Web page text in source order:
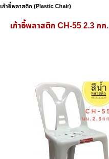
เก้าอี้พลาสติก (Plastic Chair)
เก้าอี้พลาสติก CH-55 2.3 กก.